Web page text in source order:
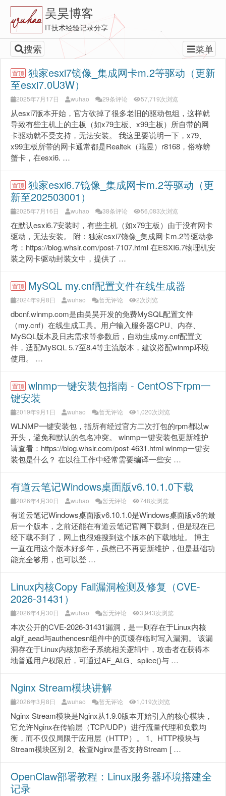
吴昊博客
IT技术经验记录分享
搜索 菜单
置顶 独家esxi7镜像_集成网卡m.2等驱动（更新
至esxi7.0U3W）
2025年7月17日 wuhao 29条评论 57,719次浏览
从esxi7版本开始，官方砍掉了很多老旧的驱动包组，这样就
导致有些主机上的主板（如x79主板、x99主板）所自带的网
卡驱动就不受支持，无法安装。 我这里要说明一下，x79、
x99主板所带的网卡通常都是Realtek（瑞昱）r8168，俗称螃
蟹卡，在esxi6. …
置顶 独家esxi6.7镜像_集成网卡m.2等驱动（更
新至202503001）
2025年7月16日 wuhao 38条评论 56,083次浏览
在默认esxi6.7安装时，有些主机（如x79主板）由于没有网卡
驱动，无法安装。 附：独家esxi7镜像_集成网卡m.2等驱动参
考：https://blog.whsir.com/post-7107.html 在ESXI6.7物理机安
装之网卡驱动封装文中，提供了 …
置顶 MySQL my.cnf配置文件在线生成器
2024年9月8日 wuhao 暂无评论 2次浏览
dbcnf.wlnmp.com是由吴昊开发的免费MySQL配置文件
（my.cnf）在线生成工具。用户输入服务器CPU、内存、
MySQL版本及日志需求等参数后，自动生成my.cnf配置文
件，适配MySQL 5.7至8.4等主流版本，建议搭配wlnmp环境
使用。 …
置顶 wlnmp一键安装包指南 - CentOS下rpm一
键安装
2019年9月1日 wuhao 暂无评论 1,020次浏览
WLNMP一键安装包，指所有经过官方二次打包的rpm都以w
开头，避免和默认的包名冲突。 wlnmp一键安装包更新维护
请查看：https://blog.whsir.com/post-4631.html wlnmp一键安
装包是什么？ 在以往工作中经常需要编译一些安 …
有道云笔记Windows桌面版v6.10.1.0下载
2026年4月30日 wuhao 暂无评论 748次浏览
有道云笔记Windows桌面版v6.10.1.0是Windows桌面版v6的最
后一个版本，之前还能在有道云笔记官网下载到，但是现在已
经下载不到了，网上也很难搜到这个版本的下载地址。 博主
一直在用这个版本好多年，虽然已不再更新维护，但是基础功
能完全够用，也可以登 …
Linux内核Copy Fail漏洞检测及修复（CVE-
2026-31431）
2026年4月30日 wuhao 暂无评论 3,943次浏览
本次公开的CVE-2026-31431漏洞，是一则存在于Linux内核
algif_aead与authencesn组件中的页缓存临时写入漏洞。 该漏
洞存在于Linux内核加密子系统相关逻辑中，攻击者在获得本
地普通用户权限后，可通过AF_ALG、splice()与 …
Nginx Stream模块讲解
2026年3月8日 wuhao 暂无评论 1,019次浏览
Nginx Stream模块是Nginx从1.9.0版本开始引入的核心模块，
它允许Nginx在传输层（TCP/UDP）进行流量代理和负载均
衡，而不仅仅局限于应用层（HTTP）。 1、HTTP模块与
Stream模块区别 2、检查Nginx是否支持Stream [ …
OpenClaw部署教程：Linux服务器环境搭建全
记录